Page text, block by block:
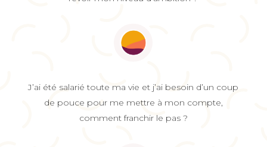
J’ai été salarié toute ma vie et j’ai besoin d’un coup
de pouce pour me mettre à mon compte,
comment franchir le pas ?